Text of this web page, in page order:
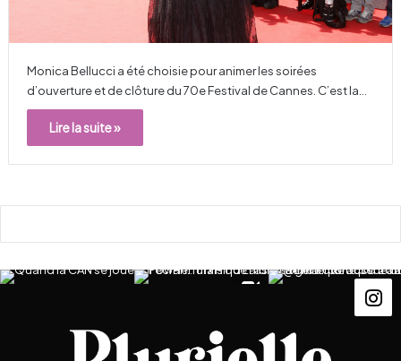
Monica Bellucci a été choisie pour animer les soirées
d’ouverture et de clôture du 70e Festival de Cannes. C’est la…
Lire la suite »